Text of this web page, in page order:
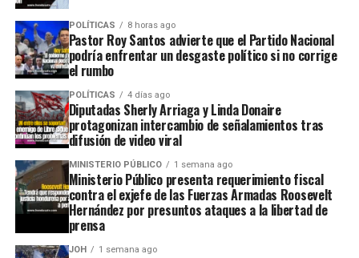
POLÍTICAS 8 horas ago
Pastor Roy Santos advierte que el Partido Nacional
podría enfrentar un desgaste político si no corrige
el rumbo
POLÍTICAS 4 días ago
Diputadas Sherly Arriaga y Linda Donaire
protagonizan intercambio de señalamientos tras
difusión de video viral
MINISTERIO PÚBLICO 1 semana ago
Ministerio Público presenta requerimiento fiscal
contra el exjefe de las Fuerzas Armadas Roosevelt
Hernández por presuntos ataques a la libertad de
prensa
JOH 1 semana ago